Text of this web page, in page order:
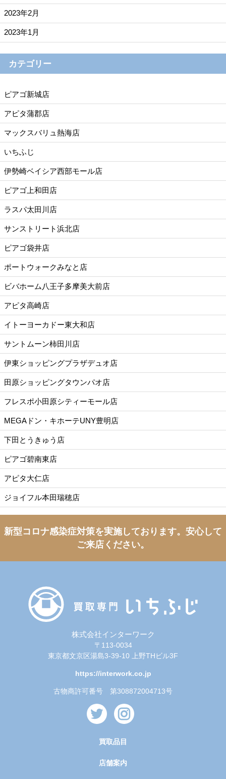
2023年2月
2023年1月
カテゴリー
ピアゴ新城店
アピタ蒲郡店
マックスバリュ熱海店
いちふじ
伊勢崎ベイシア西部モール店
ピアゴ上和田店
ラスパ太田川店
サンストリート浜北店
ピアゴ袋井店
ポートウォークみなと店
ビバホーム八王子多摩美大前店
アピタ高崎店
イトーヨーカドー東大和店
サントムーン柿田川店
伊東ショッピングプラザデュオ店
田原ショッピングタウンパオ店
フレスポ小田原シティーモール店
MEGAドン・キホーテUNY豊明店
下田とうきゅう店
ピアゴ碧南東店
アピタ大仁店
ジョイフル本田瑞穂店
新型コロナ感染症対策を実施しております。 安心して
ご来店ください。
株式会社インターワーク
〒113-0034
東京都文京区湯島3-39-10 上野THビル3F
https://interwork.co.jp
古物商許可番号 第308872004713号
買取品目
店舗案内